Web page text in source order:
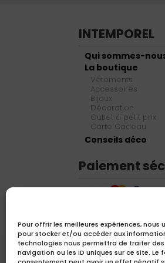
Pour offrir les meilleures expériences,
pour stocker et/ou accéder aux
technologies nous permettra de traiter
navigation ou les ID uniques sur ce site.
INTEMPOREL
Qui sommes-
La boutique
Vêtements
Accessoires
Bijoux
Décoration
Outlet à petit prix
Carte Cadeau
Conseils déco
Paiement